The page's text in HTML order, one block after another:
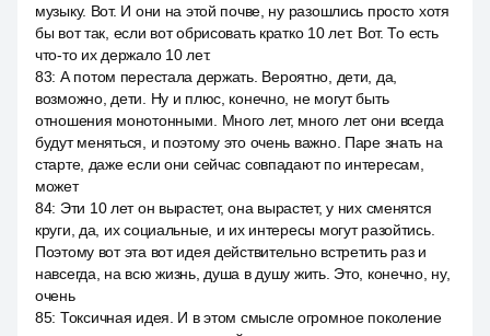
музыку. Вот. И они на этой почве, ну разошлись просто хотя
бы вот так, если вот обрисовать кратко 10 лет. Вот. То есть
что-то их держало 10 лет.
83: А потом перестала держать. Вероятно, дети, да,
возможно, дети. Ну и плюс, конечно, не могут быть
отношения монотонными. Много лет, много лет они всегда
будут меняться, и поэтому это очень важно. Паре знать на
старте, даже если они сейчас совпадают по интересам,
может
84: Эти 10 лет он вырастет, она вырастет, у них сменятся
круги, да, их социальные, и их интересы могут разойтись.
Поэтому вот эта вот идея действительно встретить раз и
навсегда, на всю жизнь, душа в душу жить. Это, конечно, ну,
очень
85: Токсичная идея. И в этом смысле огромное поколение